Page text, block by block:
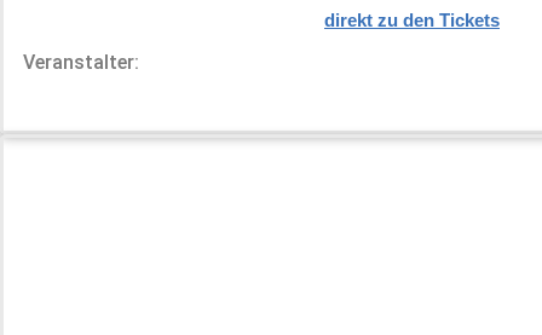
direkt zu den Tickets
Veranstalter: